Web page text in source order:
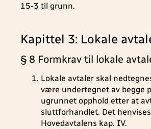
15-3 til grunn.
Kapittel 3: Lokale
§ 8 Formkrav til lokale
Lokale avtaler skal
være undertegnet av begge
ugrunnet opphold etter at
sluttforhandlet. Det
Hovedavtalens kap. IV.